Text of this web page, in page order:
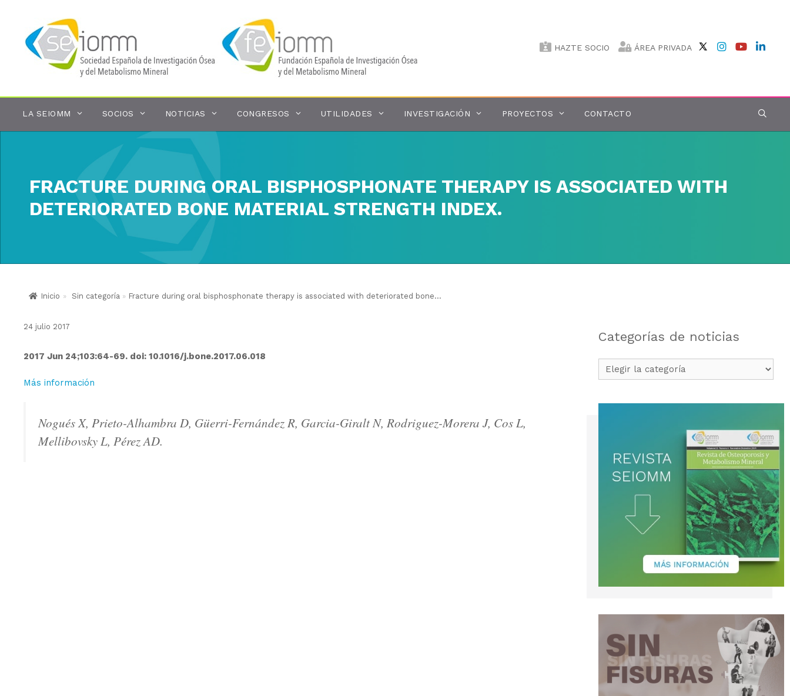
contenido
HAZTE SOCIO ÁREA PRIVADA
LA SEIOMM SOCIOS NOTICIAS CONGRESOS UTILIDADES INVESTIGACIÓN PROYECTOS CONTACTO
FRACTURE DURING ORAL BISPHOSPHONATE THERAPY IS ASSOCIATED WITH
DETERIORATED BONE MATERIAL STRENGTH INDEX.
Inicio » Sin categoría » Fracture during oral bisphosphonate therapy is associated with deteriorated bone...
24 julio 2017
2017 Jun 24;103:64-69. doi: 10.1016/j.bone.2017.06.018
Más información
Nogués X, Prieto-Alhambra D, Güerri-Fernández R, Garcia-Giralt N, Rodriguez-Morera J, Cos L,
Mellibovsky L, Pérez AD.
Categorías de noticias
Categorías
de